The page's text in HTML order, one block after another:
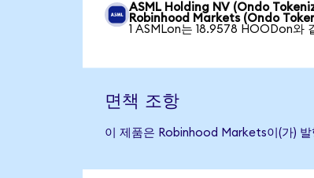
ASML Holding NV (Ondo
Robinhood Markets (Ondo
1 ASMLon는 18.9578 HOODon와
면책 조항
이 제품은 Robinhood Markets이(가)